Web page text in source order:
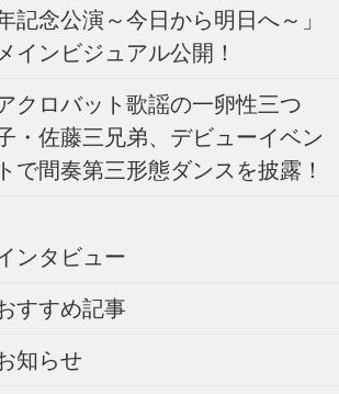
記念公演～今日から明日へ～」
メインビジュアル公開！
クロバット歌謡の一卵性三つ
・佐藤三兄弟、デビューイベン
トで間奏第三形態ダンスを披露！
ンタビュー
すすめ記事
知らせ